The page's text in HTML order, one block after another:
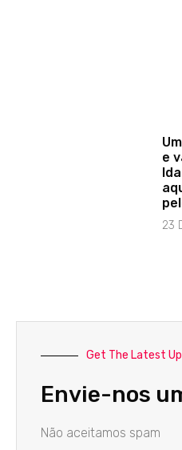
e
23
Get The Latest
Envie-nos
Não aceitamos spam